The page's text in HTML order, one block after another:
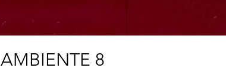
AMBIENTE 8